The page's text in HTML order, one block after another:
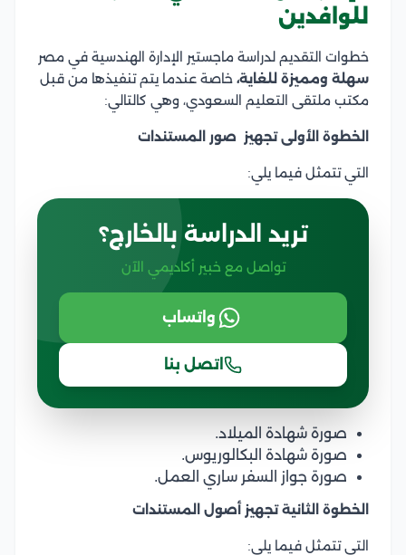
للوافدين
خطوات التقديم لدراسة ماجستير الإدارة الهندسية في مصر
سهلة ومميزة للغاية، خاصة عندما يتم تنفيذها من قبل
مكتب ملتقى التعليم السعودي، وهي كالتالي:
الخطوة الأولى تجهيز صور المستندات
التي تتمثل فيما يلي:
تريد الدراسة بالخارج؟
تواصل مع خبير أكاديمي الآن
واتساب
اتصل بنا
صورة شهادة الميلاد.
صورة شهادة البكالوريوس.
صورة جواز السفر ساري العمل.
الخطوة الثانية تجهيز أصول المستندات
التي تتمثل فيما يلي: